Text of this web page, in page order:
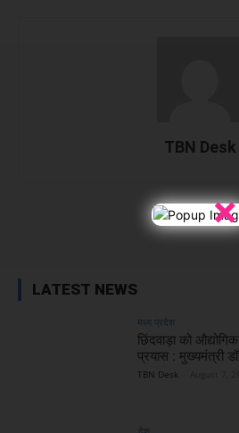
×
TBN Desk
X
LATEST NEWS
मध्य प्रदेश
छिंदवाड़ा को
प्रयास : मुख्यमंत्री
TBN Desk